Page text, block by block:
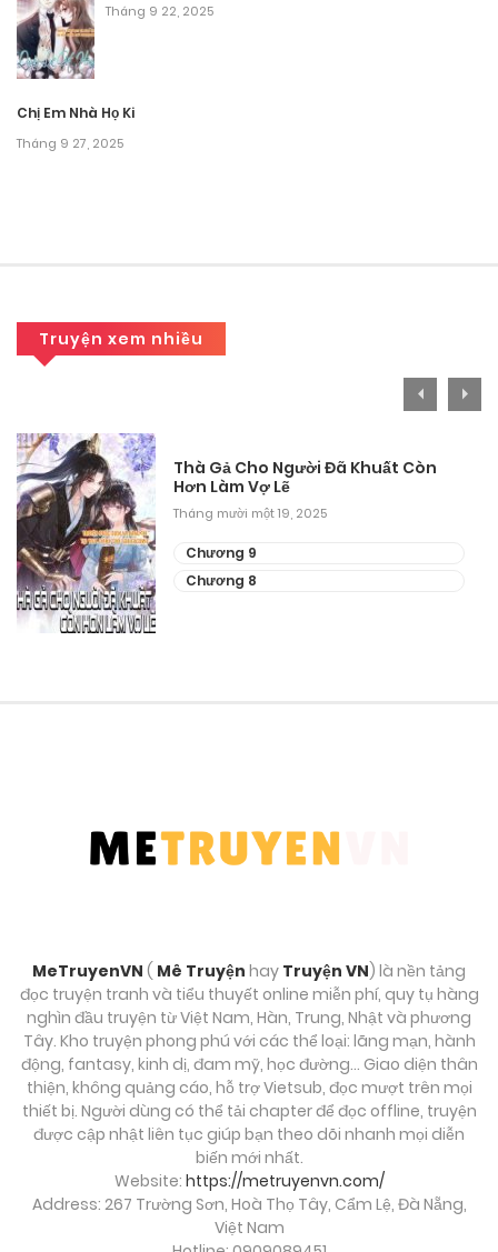
Tháng 9 22, 2025
Chị Em Nhà Họ Ki
Tháng 9 27, 2025
Truyện xem nhiều
Thà Gả Cho Người Đã Khuất Còn
Hơn Làm Vợ Lẽ
Tháng mười một 19, 2025
Chương 9
Chương 8
MeTruyenVN ( Mê Truyện hay Truyện VN) là nền tảng
đọc truyện tranh và tiểu thuyết online miễn phí, quy tụ hàng
nghìn đầu truyện từ Việt Nam, Hàn, Trung, Nhật và phương
Tây. Kho truyện phong phú với các thể loại: lãng mạn, hành
động, fantasy, kinh dị, đam mỹ, học đường… Giao diện thân
thiện, không quảng cáo, hỗ trợ Vietsub, đọc mượt trên mọi
thiết bị. Người dùng có thể tải chapter để đọc offline, truyện
được cập nhật liên tục giúp bạn theo dõi nhanh mọi diễn
biến mới nhất.
Website: https://metruyenvn.com/
Address: 267 Trường Sơn, Hoà Thọ Tây, Cẩm Lệ, Đà Nẵng,
Việt Nam